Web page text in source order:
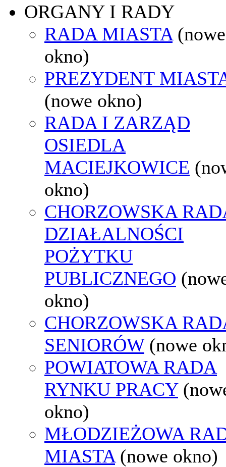
ORGANY I RADY
RADA MIASTA (nowe
okno)
PREZYDENT
(nowe okno)
RADA I ZARZĄD
OSIEDLA
MACIEJKOWICE
okno)
CHORZOWSKA
DZIAŁALNOŚCI
POŻYTKU
PUBLICZNEGO
okno)
CHORZOWSKA
SENIORÓW (nowe
POWIATOWA RADA
RYNKU PRACY
okno)
MŁODZIEŻOWA
MIASTA (nowe okno)